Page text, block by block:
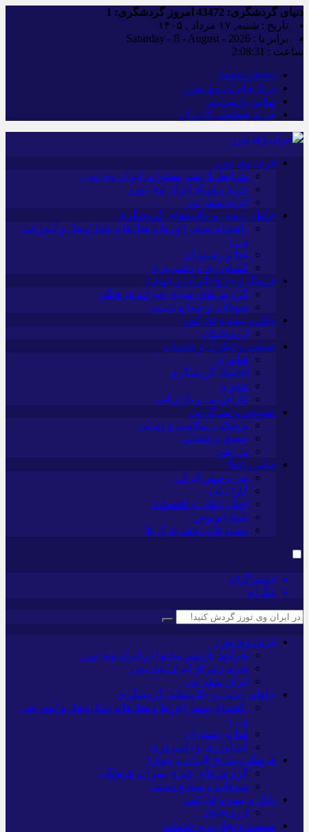
دنیای گردشگری: امروز گردشگری:
تاریخ : شنبه, ۱۷ مرداد , ۱۴۰۵
برابر با : Saturday - 8 - August - 2026
ساعت : 2:08:32
iranwaytours
درباره ایران وی تورز
تماس با سردبیر
حریم شخصی کاربران
ایران وی تورز
شرایط بازنشر محتوا در ایران وی تورز
خرید رپورتاژ ایران وی تورز
ایران سفر تور
جاهای دیدنی و جاذبه‌های گردشگری
راهنمای سفر (تورها و هتل‌ها و حمل‌و‌نقل و آموزشی
و…)
غذا و رستوران
کشاورزی و دامپروری
فرهنگ و تاریخ (ایران و جهان)
گزارش‌های خبری میراث فرهنگی
سوغات و صنایع دستی
بانک و بیمه و فارکس
ارزدیجیتال
صنعت و تجارت و خدمات
فناوری
اقتصاد گردشگری
خودرو
کارآفرینی و بازاریابی
عمومی و سرگرمی
پزشکی، سلامت و زیبایی
حقوق و قضایی
ورزشی
سایر راه‌ها
تور و سفر ایرانی
کارا دیلی
اخبار بانکی و اقتصادی
بلیط اتوبوس
مسیرهای نجف به کربلا
اینستاگرام
تلگرام
ایران وی تورز
شرایط بازنشر محتوا در ایران وی تورز
خرید رپورتاژ ایران وی تورز
ایران سفر تور
جاهای دیدنی و جاذبه‌های گردشگری
راهنمای سفر (تورها و هتل‌ها و حمل‌و‌نقل و آموزشی
و…)
غذا و رستوران
کشاورزی و دامپروری
فرهنگ و تاریخ (ایران و جهان)
گزارش‌های خبری میراث فرهنگی
سوغات و صنایع دستی
بانک و بیمه و فارکس
ارزدیجیتال
صنعت و تجارت و خدمات